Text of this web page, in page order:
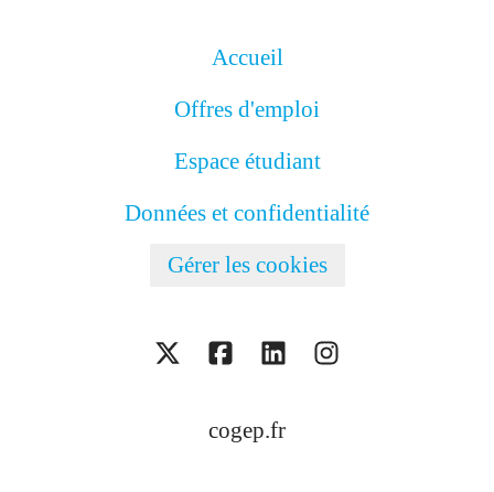
Accueil
Offres d'emploi
Espace étudiant
Données et confidentialité
Gérer les cookies
cogep.fr